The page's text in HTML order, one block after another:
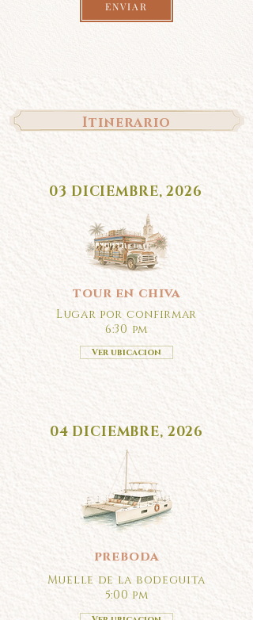
ENVIAR
Itinerario
03 DICIEMBRE, 2026
tour en chiva
Lugar por confirmar
6:30 pm
Ver ubicacion
04 DICIEMBRE, 2026
preboda
Muelle de la bodeguita
5:00 pm